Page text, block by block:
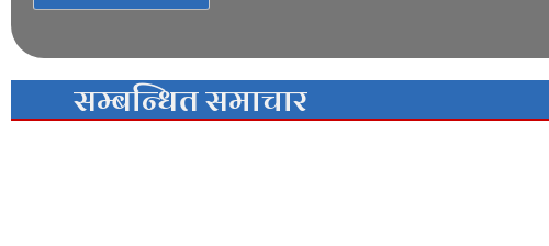
सम्बन्धित समाचार